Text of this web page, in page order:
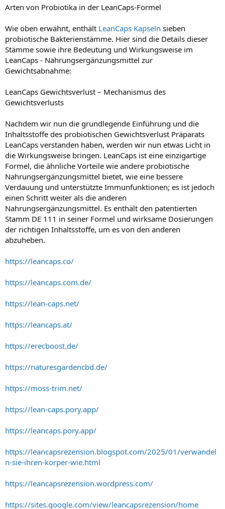
Arten von Probiotika in der LeanCaps-Formel
Wie oben erwähnt, enthält LeanCaps Kapseln sieben
probiotische Bakterienstämme. Hier sind die Details dieser
Stämme sowie ihre Bedeutung und Wirkungsweise im
LeanCaps - Nahrungsergänzungsmittel zur
Gewichtsabnahme:
LeanCaps Gewichtsverlust – Mechanismus des
Gewichtsverlusts
Nachdem wir nun die grundlegende Einführung und die
Inhaltsstoffe des probiotischen Gewichtsverlust Präparats
LeanCaps verstanden haben, werden wir nun etwas Licht in
die Wirkungsweise bringen. LeanCaps ist eine einzigartige
Formel, die ähnliche Vorteile wie andere probiotische
Nahrungsergänzungsmittel bietet, wie eine bessere
Verdauung und unterstützte Immunfunktionen; es ist jedoch
einen Schritt weiter als die anderen
Nahrungsergänzungsmittel. Es enthält den patentierten
Stamm DE 111 in seiner Formel und wirksame Dosierungen
der richtigen Inhaltsstoffe, um es von den anderen
abzuheben.
https://leancaps.co/
https://leancaps.com.de/
https://lean-caps.net/
https://leancaps.at/
https://erecboost.de/
https://naturesgardencbd.de/
https://moss-trim.net/
https://lean-caps.pory.app/
https://leancaps.pory.app/
https://leancapsrezension.blogspot.com/2025/01/verwandel
n-sie-ihren-korper-wie.html
https://leancapsrezension.wordpress.com/
https://sites.google.com/view/leancapsrezension/home